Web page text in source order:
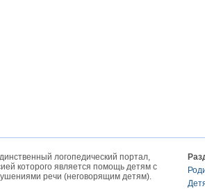
логопедический портал,
которого является помощь детям с
речи (неговорящим детям).